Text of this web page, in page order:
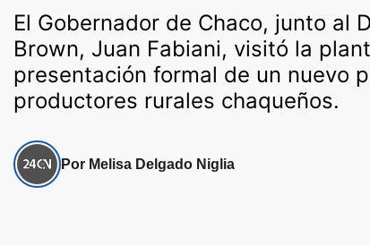
El Gobernador de Chaco, junto al
Brown, Juan Fabiani, visitó la
presentación formal de un nuevo
productores rurales chaqueños.
Por Melisa Delgado Niglia